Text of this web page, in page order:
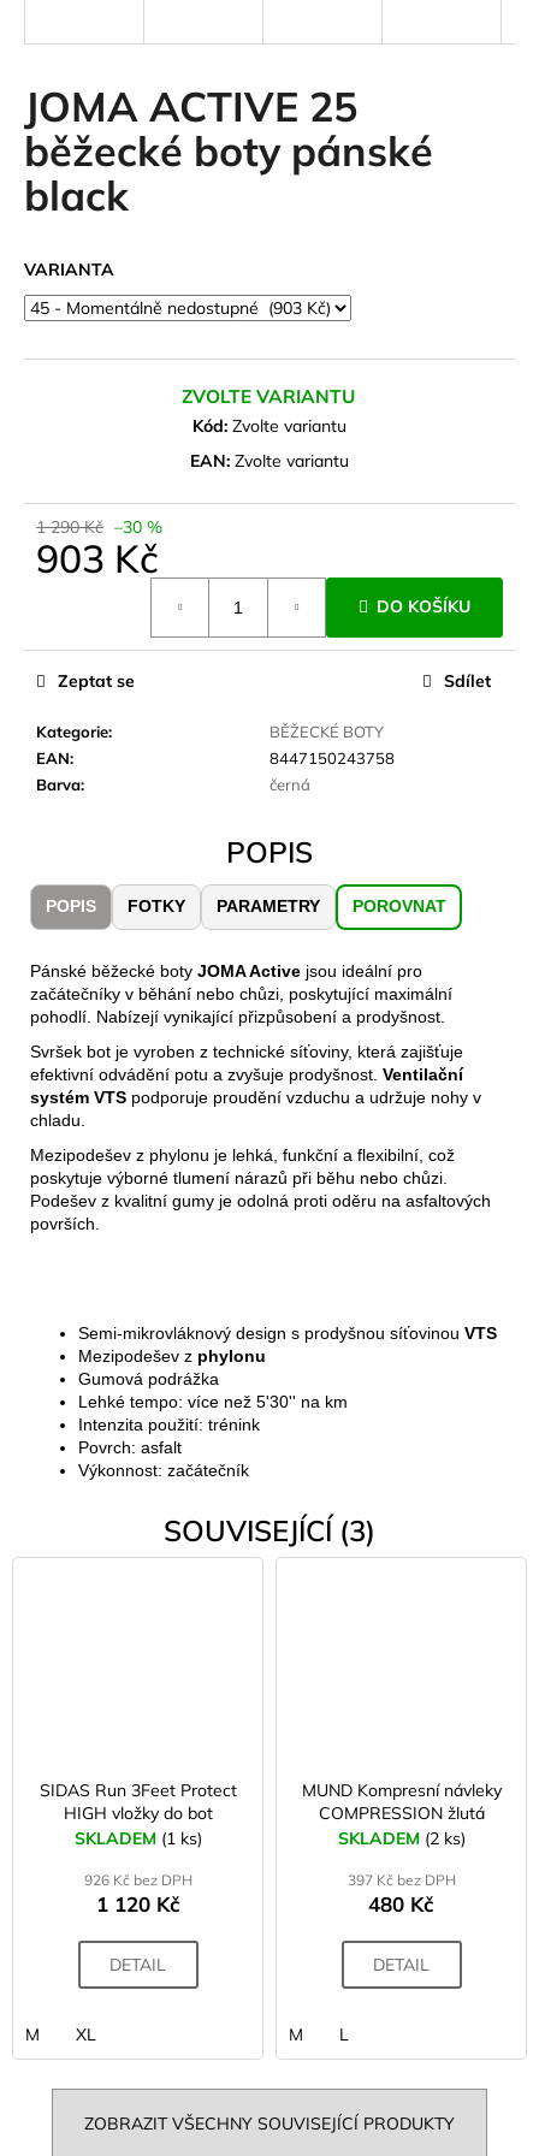
JOMA ACTIVE 25
běžecké boty pánské
black
VARIANTA
ZVOLTE VARIANTU
Kód: Zvolte variantu
EAN: Zvolte variantu
1 290 Kč –30 %
903 Kč
DO KOŠÍKU
Kategorie:
BĚŽECKÉ BOTY
EAN:
8447150243758
Barva: černá
Zeptat se Sdílet
POPIS
POPIS FOTKY PARAMETRY POROVNAT
Pánské běžecké boty JOMA Active jsou ideální pro
začátečníky v běhání nebo chůzi, poskytující maximální
pohodlí. Nabízejí vynikající přizpůsobení a prodyšnost.
Svršek bot je vyroben z technické síťoviny, která zajišťuje
efektivní odvádění potu a zvyšuje prodyšnost. Ventilační
systém VTS podporuje proudění vzduchu a udržuje nohy v
chladu.
Mezipodešev z phylonu je lehká, funkční a flexibilní, což
poskytuje výborné tlumení nárazů při běhu nebo chůzi.
Podešev z kvalitní gumy je odolná proti oděru na asfaltových
površích.
Semi-mikrovláknový design s prodyšnou síťovinou VTS
Mezipodešev z phylonu
Gumová podrážka
Lehké tempo: více než 5'30'' na km
Intenzita použití: trénink
Povrch: asfalt
Výkonnost: začátečník
SOUVISEJÍCÍ (3)
SIDAS Run 3Feet Protect
HIGH vložky do bot
SKLADEM (1 ks)
926 Kč bez DPH
1 120 Kč
DETAIL
M XL
MUND Kompresní návleky
COMPRESSION žlutá
SKLADEM (2 ks)
397 Kč bez DPH
480 Kč
DETAIL
M L
ZOBRAZIT VŠECHNY SOUVISEJÍCÍ PRODUKTY
í
t
?
u
m
JOMA
SIERRA
25
BLUE
1
Kč
Původně:
2
290
Kč